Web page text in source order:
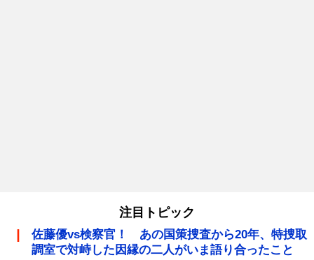
注目トピック
佐藤優vs検察官！ あの国策捜査から20年、特捜取
調室で対峙した因縁の二人がいま語り合ったこと